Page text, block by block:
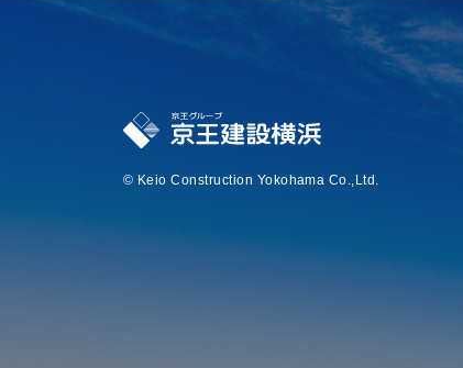
© Keio Construction Yokohama Co.,Ltd.